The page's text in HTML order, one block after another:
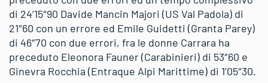
di 24’15″90 Davide Mancin Majori (US Val Padola) di
21″60 con un errore ed Emile Guidetti (Granta Parey)
di 46″70 con due errori, fra le donne Carrara ha
preceduto Eleonora Fauner (Carabinieri) di 53″60 e
Ginevra Rocchia (Entraque Alpi Marittime) di 1’05″30.